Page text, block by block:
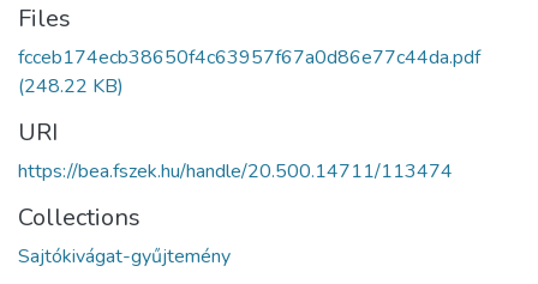
Files
fcceb174ecb38650f4c63957f67a0d86e77c44da.pdf
(248.22 KB)
URI
https://bea.fszek.hu/handle/20.500.14711/113474
Collections
Sajtókivágat-gyűjtemény